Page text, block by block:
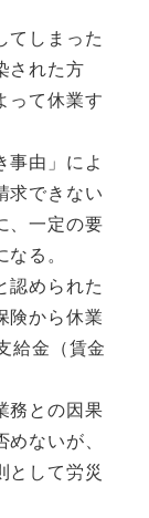
てしまった
された方
って休業す
由」によ
求できない
、一定の要
る。
認められた
険から休業
給金（賃金
務との因果
ないが、
として労災